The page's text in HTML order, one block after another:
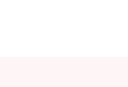
加入新鲜大虾，散发着
、豆腐和豆芽一同以酸